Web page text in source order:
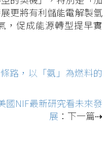
更將有利儲能電解製氫
，促成能源轉型提早實
路，以「氨」為燃料的
國NIF最新研究看未來發
展 ：下一篇⇢